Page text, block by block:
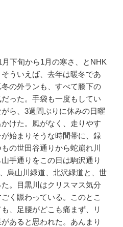
下旬から1月の寒さ、とNHK
ういえば、去年は暖冬であ
の外ランも、すべて膝下の
った。手袋も一度もしてい
ら、3週間ぶりに休みの日曜
けた。風がなく、走りやす
始まりそうな時間帯に、録
の世田谷通りから蛇崩れ川
手通りをこの日は駒沢通り
烏山川緑道、北沢緑道と、世
。目黒川はクリスマス気分
く賑わっている。このとこ
、足腰がどこも痛まず、リ
あると思われた。あんまり